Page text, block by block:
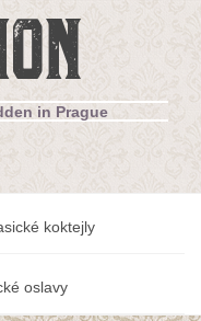
in Prague
koktejly
oslavy